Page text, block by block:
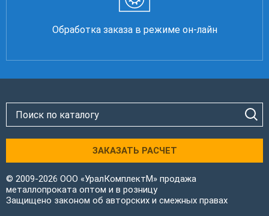
Обработка заказа в режиме он-лайн
ЗАКАЗАТЬ РАСЧЕТ
© 2009-2026 ООО «УралКомплектМ» продажа
металлопроката оптом и в розницу
Защищено законом об авторских и смежных правах